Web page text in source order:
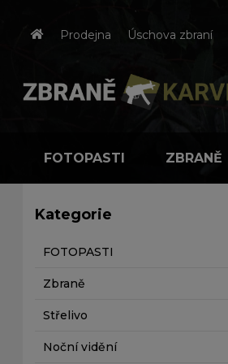
Prodejna Úschova zbraní
FOTOPASTI ZBRANĚ
Kategorie
FOTOPASTI
Zbraně
Střelivo
Noční vidění